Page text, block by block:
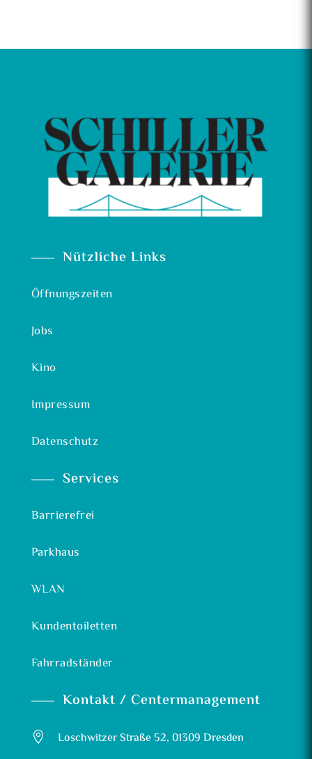
Nützliche Links
Öffnungszeiten
Jobs
Kino
Impressum
Datenschutz
Services
Barrierefrei
Parkhaus
WLAN
Kundentoiletten
Fahrradständer
Kontakt / Centermanagement

Loschwitzer Straße 52, 01309 Dresden